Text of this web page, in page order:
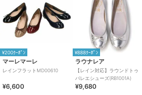
¥200ｸｰﾎﾟﾝ
マーレマーレ
レインフラットMD00610
¥6,600
¥888ｸｰﾎﾟﾝ
ラウナレア
【レイン対応】ラウンドトゥ
バレエシューズ(RB1001A)
¥9,680